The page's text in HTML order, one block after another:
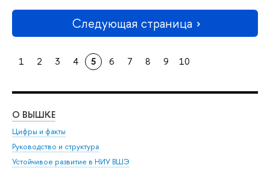
Следующая страница
1 2 3 4 5 6 7 8 9 10
О ВЫШКЕ
Цифры и факты
Руководство и структура
Устойчивое развитие в НИУ ВШЭ